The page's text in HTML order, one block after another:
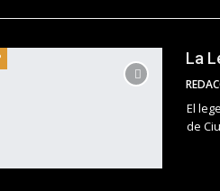
La
El
de